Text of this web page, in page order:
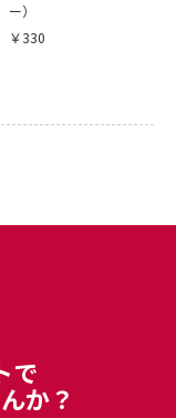
ー）
￥330
で
か？